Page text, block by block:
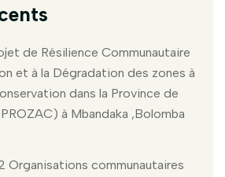
de Résilience Communautaire
et à la Dégradation des zones à
dans la Province de
à Mbandaka ,Bolomba
Organisations communautaires